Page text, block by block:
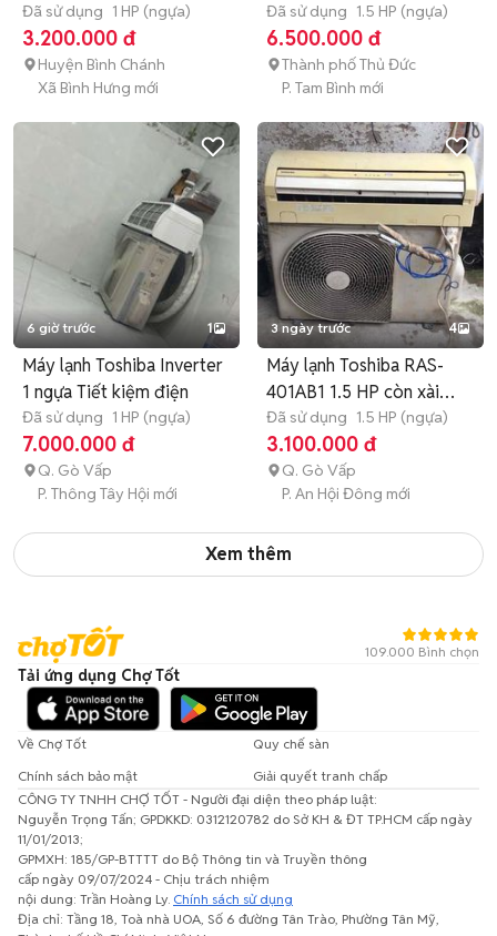
Đã sử dụng 1 HP (ngựa)
3.200.000 đ
Huyện Bình Chánh
Xã Bình Hưng mới
Đã sử dụng 1.5 HP (ngựa)
6.500.000 đ
Thành phố Thủ Đức
P. Tam Bình mới
6 giờ trước 1
Máy lạnh Toshiba Inverter
1 ngựa Tiết kiệm điện
Đã sử dụng 1 HP (ngựa)
7.000.000 đ
Q. Gò Vấp
P. Thông Tây Hội mới
3 ngày trước 4
Máy lạnh Toshiba RAS-
401AB1 1.5 HP còn xài
cho tho
Đã sử dụng 1.5 HP (ngựa)
3.100.000 đ
Q. Gò Vấp
P. An Hội Đông mới
Xem thêm
109.000 Bình chọn
Tải ứng dụng Chợ Tốt
Về Chợ Tốt
Quy chế sàn
Chính sách bảo mật
Giải quyết tranh chấp
CÔNG TY TNHH CHỢ TỐT - Người đại diện theo pháp luật:
Nguyễn Trọng Tấn; GPDKKD: 0312120782 do Sở KH & ĐT TP.HCM cấp ngày
11/01/2013;
GPMXH: 185/GP-BTTTT do Bộ Thông tin và Truyền thông
cấp ngày 09/07/2024 - Chịu trách nhiệm
nội dung: Trần Hoàng Ly. Chính sách sử dụng
Địa chỉ: Tầng 18, Toà nhà UOA, Số 6 đường Tân Trào, Phường Tân Mỹ,